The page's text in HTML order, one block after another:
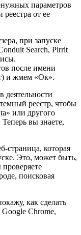
параметров
от ее
при запуске
Search, Pirrit
после имени
и жмем «Ок».
деятельности
реестр, чтобы
или другого
вы знаете,
страница, которая
Это, может быть,
поисковая
как сделать
Google Chrome,